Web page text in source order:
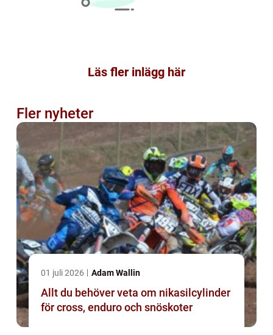
Läs fler inlägg här
Fler nyheter
01 juli 2026 Adam Wallin
Allt du behöver veta om nikasilcylinder
för cross, enduro och snöskoter